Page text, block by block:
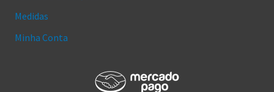
Medidas
Minha Conta